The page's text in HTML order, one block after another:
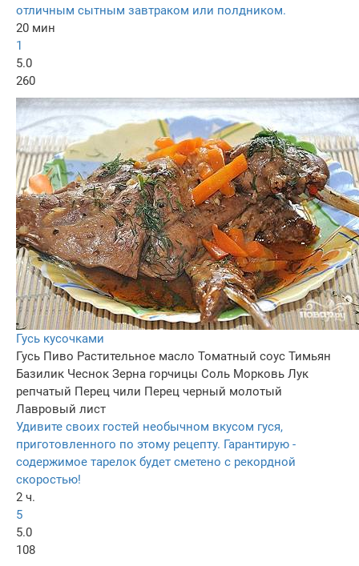
отличным сытным завтраком или полдником.
20 мин
1
5.0
260
Гусь кусочками
Гусь Пиво Растительное масло Томатный соус Тимьян
Базилик Чеснок Зерна горчицы Соль Морковь Лук
репчатый Перец чили Перец черный молотый
Лавровый лист
Удивите своих гостей необычном вкусом гуся,
приготовленного по этому рецепту. Гарантирую -
содержимое тарелок будет сметено с рекордной
скоростью!
2 ч.
5
5.0
108